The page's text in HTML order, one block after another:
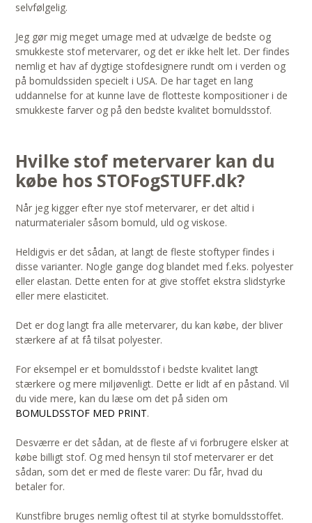
selvfølgelig.
Jeg gør mig meget umage med at udvælge de bedste og
smukkeste stof metervarer, og det er ikke helt let. Der findes
nemlig et hav af dygtige stofdesignere rundt om i verden og
på bomuldssiden specielt i USA. De har taget en lang
uddannelse for at kunne lave de flotteste kompositioner i de
smukkeste farver og på den bedste kvalitet bomuldsstof.
Hvilke stof metervarer kan du
købe hos STOFogSTUFF.dk?
Når jeg kigger efter nye stof metervarer, er det altid i
naturmaterialer såsom bomuld, uld og viskose.
Heldigvis er det sådan, at langt de fleste stoftyper findes i
disse varianter. Nogle gange dog blandet med f.eks. polyester
eller elastan. Dette enten for at give stoffet ekstra slidstyrke
eller mere elasticitet.
Det er dog langt fra alle metervarer, du kan købe, der bliver
stærkere af at få tilsat polyester.
For eksempel er et bomuldsstof i bedste kvalitet langt
stærkere og mere miljøvenligt. Dette er lidt af en påstand. Vil
du vide mere, kan du læse om det på siden om
BOMULDSSTOF MED PRINT.
Desværre er det sådan, at de fleste af vi forbrugere elsker at
købe billigt stof. Og med hensyn til stof metervarer er det
sådan, som det er med de fleste varer: Du får, hvad du
betaler for.
Kunstfibre bruges nemlig oftest til at styrke bomuldsstoffet.